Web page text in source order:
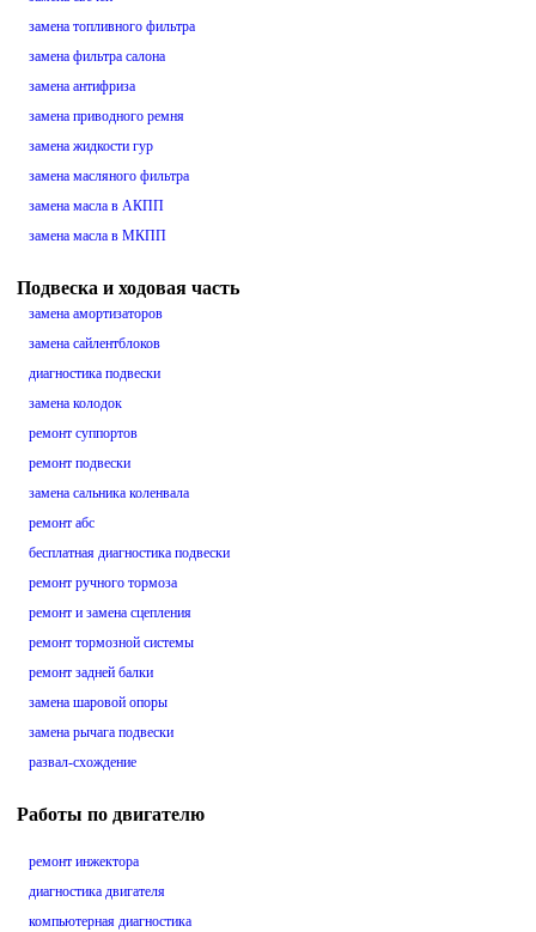
замена топливного фильтра
замена фильтра салона
замена антифриза
замена приводного ремня
замена жидкости гур
замена масляного фильтра
замена масла в АКПП
замена масла в МКПП
Подвеска и ходовая часть
замена амортизаторов
замена сайлентблоков
диагностика подвески
замена колодок
ремонт суппортов
ремонт подвески
замена сальника коленвала
ремонт абс
бесплатная диагностика подвески
ремонт ручного тормоза
ремонт и замена сцепления
ремонт тормозной системы
ремонт задней балки
замена шаровой опоры
замена рычага подвески
развал-схождение
Работы по двигателю
ремонт инжектора
диагностика двигателя
компьютерная диагностика